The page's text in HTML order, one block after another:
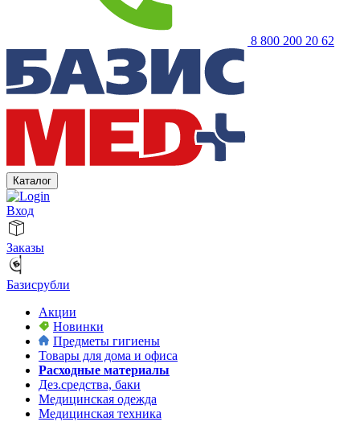
8 800 200 20 62
Каталог
Вход
Заказы
Базисрубли
Акции
Новинки
Предметы гигиены
Товары для дома и офиса
Расходные материалы
Дез.средства, баки
Медицинская одежда
Медицинская техника